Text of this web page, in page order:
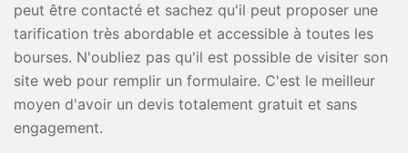
peut être contacté et sachez qu'il peut proposer une
tarification très abordable et accessible à toutes les
bourses. N'oubliez pas qu'il est possible de visiter son
site web pour remplir un formulaire. C'est le meilleur
moyen d'avoir un devis totalement gratuit et sans
engagement.